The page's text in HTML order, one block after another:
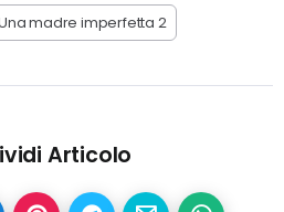
madre imperfetta 2
Articolo